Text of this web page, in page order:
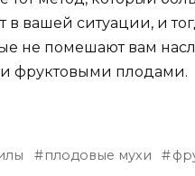
в вашей ситуации, и
не помешают вам
фруктовыми плодами.
плодовые мухи